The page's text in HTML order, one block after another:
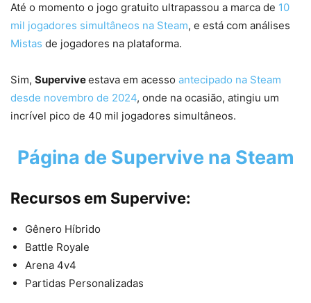
Até o momento o jogo gratuito ultrapassou a marca de 10
mil jogadores simultâneos na Steam, e está com análises
Mistas de jogadores na plataforma.
Sim, Superviveestava em acesso antecipado na Steam
desde novembro de 2024, onde na ocasião, atingiu um
incrível pico de 40 mil jogadores simultâneos.
Página de Supervive na Steam
Recursos em Supervive:
Gênero Híbrido
Battle Royale
Arena 4v4
Partidas Personalizadas